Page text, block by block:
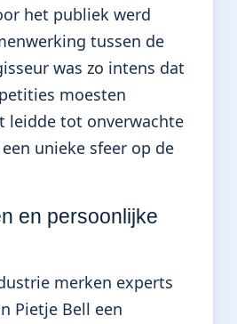
het publiek werd
tussen de
was zo intens dat
moesten
leidde tot onverwachte
unieke sfeer op de
en persoonlijke
merken experts
Pietje Bell een